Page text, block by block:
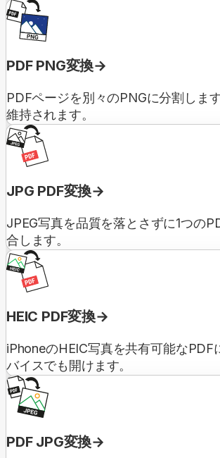
PDF PNG変換
PDFページを別々のPNGに分割しま
維持されます。
JPG PDF変換
JPEG写真を品質を落とさずに1つの
合します。
HEIC PDF変換
iPhoneのHEIC写真を共有可能なPDF
バイスでも開けます。
PDF JPG変換